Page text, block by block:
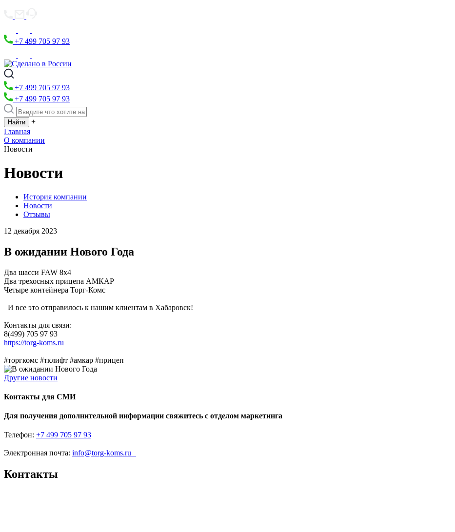
+7 499 705 97 93
+7 499 705 97 93
+7 499 705 97 93
+
Главная
О компании
Новости
Новости
История компании
Новости
Отзывы
12 декабря 2023
В ожидании Нового Года
Два шасси FAW 8х4
Два трехосных прицепа АМКАР
Четыре контейнера Торг-Комс
И все это отправилось к нашим клиентам в Хабаровск!
Контакты для связи:
8(499) 705 97 93
https://torg-koms.ru
#торгкомс #тклифт #амкар #прицеп
Другие новости
Контакты для СМИ
Для получения дополнительной информации свяжитесь с отделом маркетинга
Телефон: +7 499 705 97 93
Электронная почта: info@torg-koms.ru
Контакты